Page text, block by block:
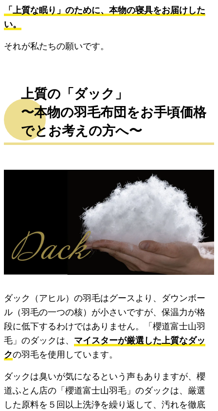
「上質な眠り」のために、本物の寝具をお届けした
い。
それが私たちの願いです。
上質の「ダック」
〜本物の羽毛布団をお手頃価格
でとお考えの方へ〜
ダック（アヒル）の羽毛はグースより、ダウンボー
ル（羽毛の一つの核）が小さいですが、保温力が格
段に低下するわけではありません。「櫻道富士山羽
毛」のダックは、 マイスターが厳選した上質なダッ
クの羽毛を使用しています。
ダックは臭いが気になるという声もありますが、櫻
道ふとん店の「櫻道富士山羽毛」のダックは、厳選
した原料を５回以上洗浄を繰り返して、汚れを徹底